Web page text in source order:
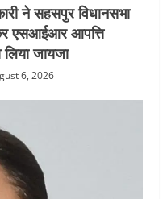
ने सहसपुर विधानसभा
एसआईआर आपत्ति
जायजा
6, 2026